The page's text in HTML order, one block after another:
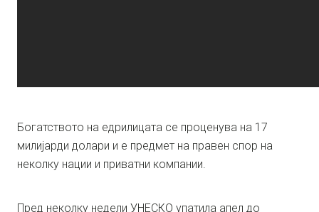
Богатството на едрилицата се проценува на 17
милијарди долари и е предмет на правен спор на
неколку нации и приватни компании.
Пред неколку недели УНЕСКО упатила апел до